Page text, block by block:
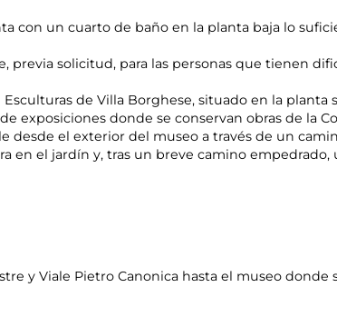
con un cuarto de baño en la planta baja lo
solicitud, para las personas que tienen
de Villa Borghese, situado en la planta
exposiciones donde se conservan obras de la
desde el exterior del museo a través de un
en el jardín y, tras un breve camino empedrado,
y Viale Pietro Canonica hasta el museo donde